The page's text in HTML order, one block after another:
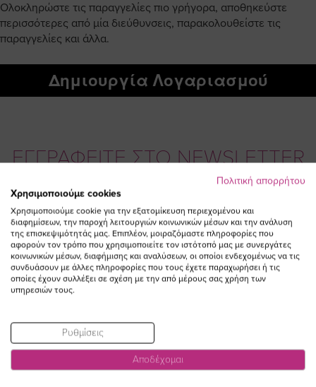
Ολοκληρώστε τις παραγγελίες πιο γρήγορα, αποθηκεύστε
περισσότερες από μία διεύθυνσεις, παρακολουθείστε τις
παραγγελίες και άλλα.
Δημιουργία Λογαριασμού
ΕΓΓΡΑΦΕΙΤΕ ΣΤΟ NEWSLETTER
Email
Συμφωνώ με τουςΌρους Χρήσης
VisitVisitVisitVisit
Πολιτική απορρήτου
Χρησιμοποιούμε cookies
Χρησιμοποιούμε cookie για την εξατομίκευση περιεχομένου και
διαφημίσεων, την παροχή λειτουργιών κοινωνικών μέσων και την ανάλυση
της επισκεψιμότητάς μας. Επιπλέον, μοιραζόμαστε πληροφορίες που
αφορούν τον τρόπο που χρησιμοποιείτε τον ιστότοπό μας με συνεργάτες
κοινωνικών μέσων, διαφήμισης και αναλύσεων, οι οποίοι ενδεχομένως να τις
συνδυάσουν με άλλες πληροφορίες που τους έχετε παραχωρήσει ή τις
οποίες έχουν συλλέξει σε σχέση με την από μέρους σας χρήση των
υπηρεσιών τους.
Ρυθμίσεις
Αποδέχομαι